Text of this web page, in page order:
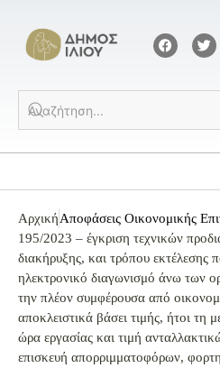
ΑρχικήΑποφάσεις Οικονομικής
195/2023 – έγκριση τεχνικών
διακήρυξης, και τρόπου εκτέλεσης
ηλεκτρονικό διαγωνισμό άνω των
την πλέον συμφέρουσα από
αποκλειστικά βάσει τιμής, ήτοι τη
ώρα εργασίας και τιμή
επισκευή απορριμματοφόρων,